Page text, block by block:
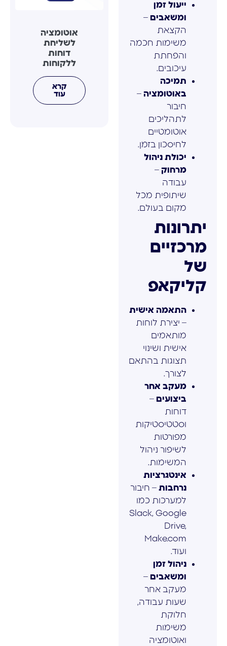
ייעול זמן
ומשאבים –
הקצאת
משימות חכמה
והפחתת
עיכובים.
תמיכה
באוטומציה –
חיבור
לתהליכים
אוטומטיים
לחיסכון בזמן.
יכולת ניהול
מרחוק –
עבודה
שיתופית מכל
מקום בעולם.
יתרונות
מרכזיים
של
קליקאפ
התאמה אישית
– יצירת לוחות
מותאמים
אישית ושינוי
תצוגות בהתאם
לצורך.
מעקב אחר
ביצועים –
דוחות
וסטטיסטיקות
מפורטות
לשיפור ניהול
המשימות.
אינטגרציות
נרחבות – חיבור
למערכות כמו
Slack, Google
Drive,
Make.com
ועוד.
ניהול זמן
ומשאבים –
מעקב אחר
שעות עבודה,
חלוקת
משימות
ואוטומציה
אוטומציה
לשליחת
דוחות
ללקוחות
קרא
עוד